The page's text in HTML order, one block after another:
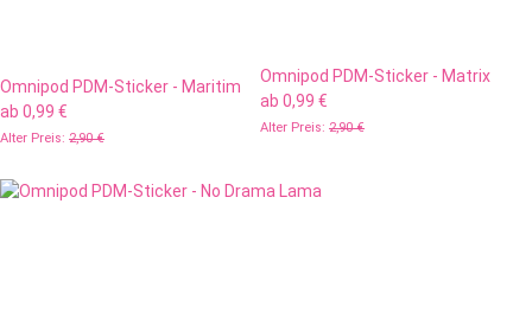
Omnipod PDM-Sticker - Maritim
ab 0,99 €
Alter Preis: 2,90 €
Omnipod PDM-Sticker - Matrix
ab 0,99 €
Alter Preis: 2,90 €